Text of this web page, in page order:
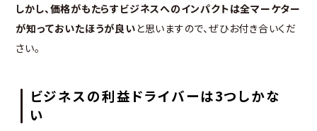
しかし、価格がもたらすビジネスへのインパクトは全マーケター
が知っておいたほうが良いと思いますので、ぜひお付き合いくだ
さい。
ビジネスの利益ドライバーは3つしかな
い